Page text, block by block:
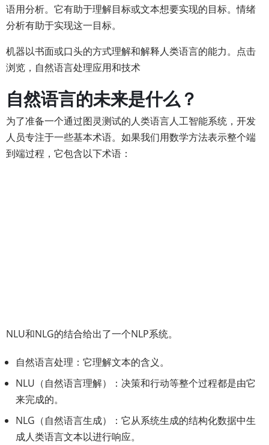
语用分析。它有助于理解目标或文本想要实现的目标。情绪
分析有助于实现这一目标。
机器以书面或口头的方式理解和解释人类语言的能力。点击
浏览，自然语言处理应用和技术
自然语言的未来是什么？
为了准备一个通过图灵测试的人类语言人工智能系统，开发
人员专注于一些基本术语。如果我们用数学方法表示整个端
到端过程，它包含以下术语：
NLU和NLG的结合给出了一个NLP系统。
自然语言处理：它理解文本的含义。
NLU（自然语言理解）：决策和行动等整个过程都是由它
来完成的。
NLG（自然语言生成）：它从系统生成的结构化数据中生
成人类语言文本以进行响应。